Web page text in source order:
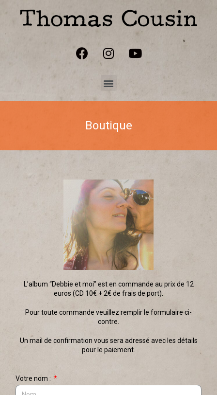
Boutique
L’album “Debbie et moi” est en commande au prix de 12
euros (CD 10€ + 2€ de frais de port).
Pour toute commande veuillez remplir le formulaire ci-
contre.
Un mail de confirmation vous sera adressé avec les détails
pour le paiement.
Votre nom :